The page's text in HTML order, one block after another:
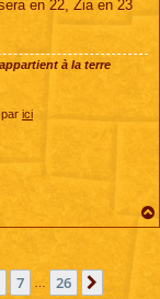
en 22, Zia en 23
à la terre
ici
7 … 26